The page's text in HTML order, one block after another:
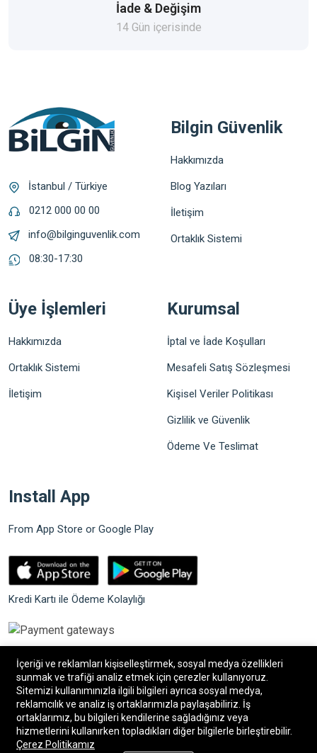
İade & Değişim
14 Gün içerisinde
İstanbul / Türkiye
0212 000 00 00
info@bilginguvenlik.com
08:30-17:30
Bilgin Güvenlik
Hakkımızda
Blog Yazıları
İletişim
Ortaklık Sistemi
Üye İşlemleri
Hakkımızda
Ortaklık Sistemi
İletişim
Kurumsal
İptal ve İade Koşulları
Mesafeli Satış Sözleşmesi
Kişisel Veriler Politikası
Gizlilik ve Güvenlik
Ödeme Ve Teslimat
Install App
From App Store or Google Play
Kredi Kartı ile Ödeme Kolaylığı
©2026 Bilgin Güvenlik Sistemleri. Tüm hakları saklıdır.
Bilişim34®|
İçeriği ve reklamları kişiselleştirmek, sosyal medya özellikleri
sunmak ve trafiği analiz etmek için çerezler kullanıyoruz.
Sitemizi kullanımınızla ilgili bilgileri ayrıca sosyal medya,
reklamcılık ve analiz iş ortaklarımızla paylaşabiliriz. İş
ortaklarımız, bu bilgileri kendilerine sağladığınız veya
hizmetlerini kullanırken topladıkları diğer bilgilerle birleştirebilir.
Çerez Politikamız